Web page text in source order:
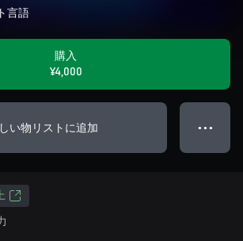
言語
購入
¥4,000
い物リストに追加 ● ● ●